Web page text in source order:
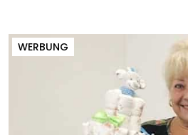
WERBUNG